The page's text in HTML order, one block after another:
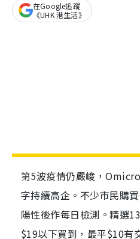
在Google追蹤
《UHK 港生活》
第5波疫情仍嚴峻，
字持續高企。不少市民購
陽性後作每日檢測。精選
$19以下買到，最平$10有